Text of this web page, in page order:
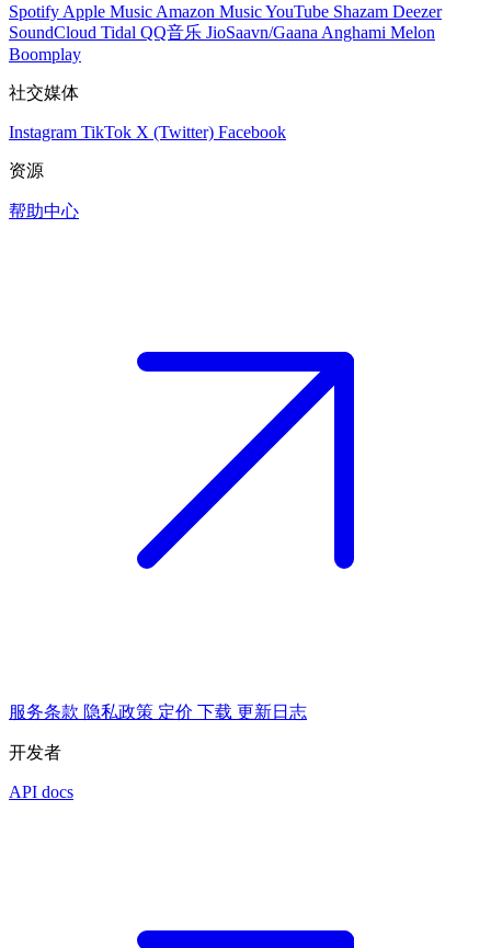
Spotify Apple Music Amazon MusicYouTube Shazam Deezer
SoundCloud Tidal QQ音乐 JioSaavn/Gaana Anghami Melon
Boomplay
社交媒体
Instagram TikTok X (Twitter) Facebook
资源
帮助中心
服务条款 隐私政策 定价 下载 更新日志
开发者
API docs